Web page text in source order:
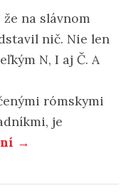
na slávnom
nič. Nie len
N, I aj Č. A
rómskymi
je
→